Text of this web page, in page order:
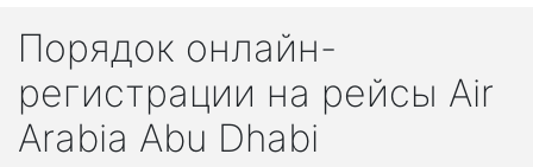
Порядок онлайн-
регистрации на рейсы Air
Arabia Abu Dhabi